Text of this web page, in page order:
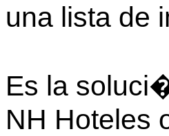
una lista de
Es la
NH Hoteles